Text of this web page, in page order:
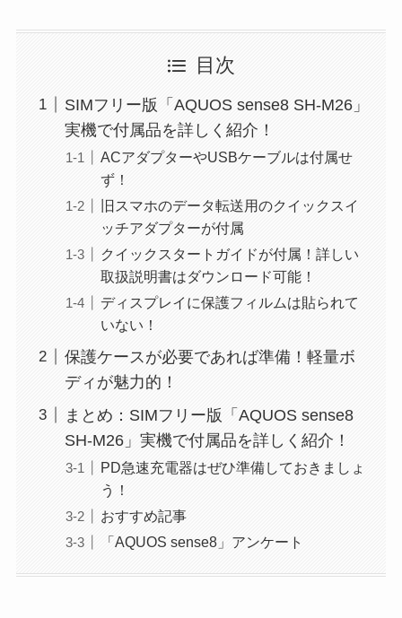
目次
SIMフリー版「AQUOS sense8 SH-M26」
実機で付属品を詳しく紹介！
ACアダプターやUSBケーブルは付属せ
ず！
旧スマホのデータ転送用のクイックスイ
ッチアダプターが付属
クイックスタートガイドが付属！詳しい
取扱説明書はダウンロード可能！
ディスプレイに保護フィルムは貼られて
いない！
保護ケースが必要であれば準備！軽量ボ
ディが魅力的！
まとめ：SIMフリー版「AQUOS sense8
SH-M26」実機で付属品を詳しく紹介！
PD急速充電器はぜひ準備しておきましょ
う！
おすすめ記事
「AQUOS sense8」アンケート